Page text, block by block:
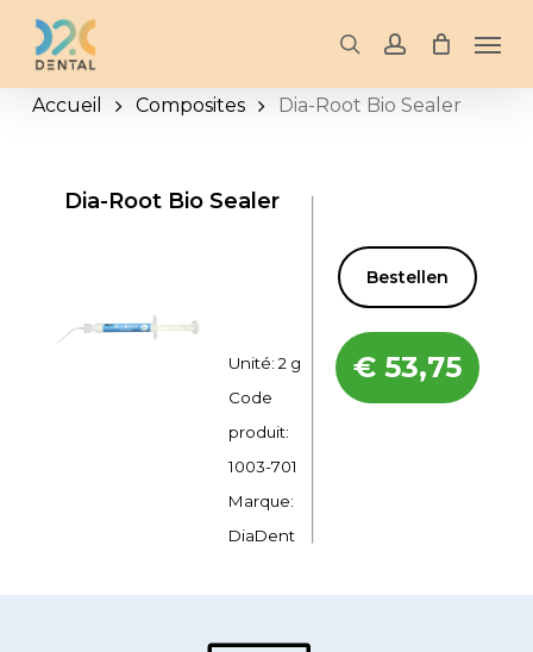
Skip
main
content
searchaccount
Accueil Composites Dia-Root Bio Sealer
Dia-Root Bio Sealer
Unité: 2 g
Code
produit:
1003-701
Marque:
DiaDent
Bestellen
€ 53,75